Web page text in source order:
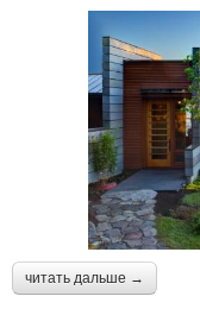
читать дальше →